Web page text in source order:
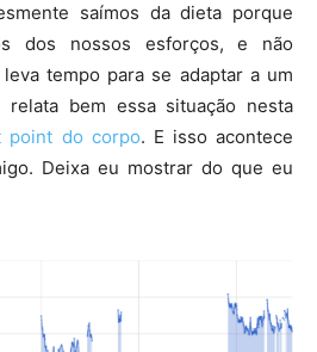
saímos da dieta porque
dos nossos esforços, e não
tempo para se adaptar a um
bem essa situação nesta
point do corpo. E isso acontece
Deixa eu mostrar do que eu